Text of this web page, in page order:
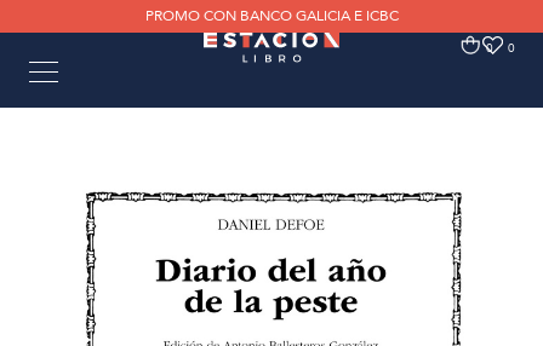
PROMO CON BANCO GALICIA E ICBC
0 0